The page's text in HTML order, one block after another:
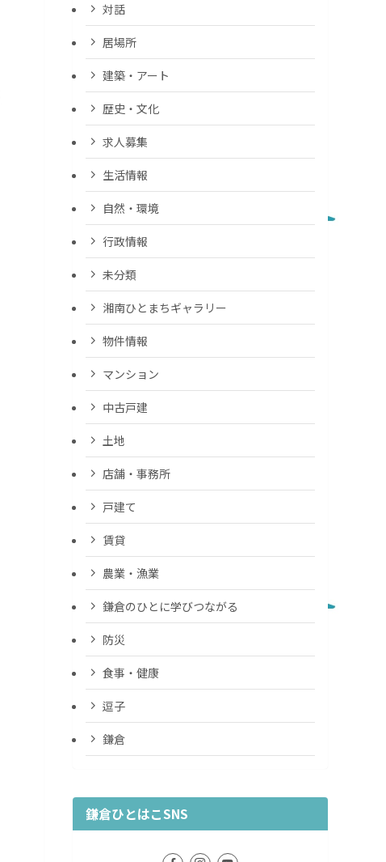
対話
居場所
建築・アート
歴史・文化
求人募集
生活情報
自然・環境
行政情報
未分類
湘南ひとまちギャラリー
物件情報
マンション
中古戸建
土地
店舗・事務所
戸建て
賃貸
農業・漁業
鎌倉のひとに学びつながる
防災
食事・健康
逗子
鎌倉
鎌倉ひとはこSNS